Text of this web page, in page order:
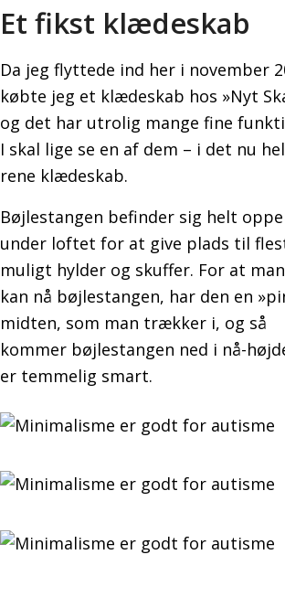
Et fikst klædeskab
Da jeg flyttede ind her i november
købte jeg et klædeskab hos »Nyt
og det har utrolig mange fine
I skal lige se en af dem – i det nu
rene klædeskab.
Bøjlestangen befinder sig helt oppe
under loftet for at give plads til
muligt hylder og skuffer. For at
kan nå bøjlestangen, har den en
midten, som man trækker i, og så
kommer bøjlestangen ned i nå-
er temmelig smart.